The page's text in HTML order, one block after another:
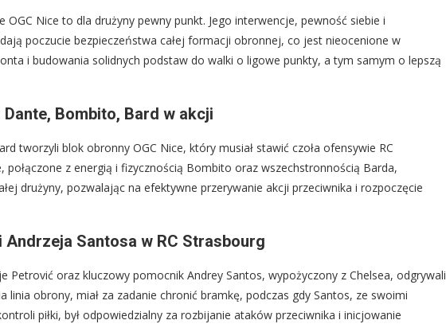
OGC Nice to dla drużyny pewny punkt. Jego interwencje, pewność siebie i
poczucie bezpieczeństwa całej formacji obronnej, co jest nieocenione w
i budowania solidnych podstaw do walki o ligowe punkty, a tym samym o lepszą
Bombito, Bard w akcji
tworzyli blok obronny OGC Nice, który musiał stawić czoła ofensywie RC
połączone z energią i fizycznością Bombito oraz wszechstronnością Barda,
drużyny, pozwalając na efektywne przerywanie akcji przeciwnika i rozpoczęcie
Santosa w RC Strasbourg
Petrović oraz kluczowy pomocnik Andrey Santos, wypożyczony z Chelsea, odgrywali
obrony, miał za zadanie chronić bramkę, podczas gdy Santos, ze swoimi
piłki, był odpowiedzialny za rozbijanie ataków przeciwnika i inicjowanie